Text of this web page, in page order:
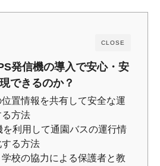
CLOSE
発信機の導入で安心・安
できるのか？
置情報を共有して安全な運
方法
を利用して通園バスの運行情
る方法
校の協力による保護者と教